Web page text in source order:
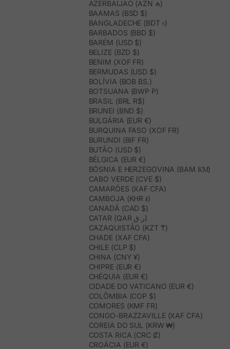
AZERBAIJÃO (AZN ₼)
BAAMAS (BSD $)
BANGLADECHE (BDT ৳)
BARBADOS (BBD $)
BARÉM (USD $)
BELIZE (BZD $)
BENIM (XOF FR)
BERMUDAS (USD $)
BOLÍVIA (BOB BS.)
BOTSUANA (BWP P)
BRASIL (BRL R$)
BRUNEI (BND $)
BULGÁRIA (EUR €)
BURQUINA FASO (XOF FR)
BURUNDI (BIF FR)
BUTÃO (USD $)
BÉLGICA (EUR €)
BÓSNIA E HERZEGOVINA (BAM КМ)
CABO VERDE (CVE $)
CAMARÕES (XAF CFA)
CAMBOJA (KHR ៛)
CANADÁ (CAD $)
CATAR (QAR ر.ق)
CAZAQUISTÃO (KZT ₸)
CHADE (XAF CFA)
CHILE (CLP $)
CHINA (CNY ¥)
CHIPRE (EUR €)
CHÉQUIA (EUR €)
CIDADE DO VATICANO (EUR €)
COLÔMBIA (COP $)
COMORES (KMF FR)
CONGO-BRAZZAVILLE (XAF CFA)
COREIA DO SUL (KRW ₩)
COSTA RICA (CRC ₡)
CROÁCIA (EUR €)